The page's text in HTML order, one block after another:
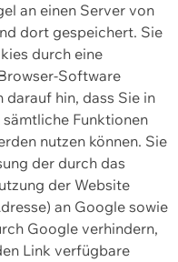
an einen Server von
dort gespeichert. Sie
durch eine
Software
darauf hin, dass Sie in
Funktionen
nutzen können. Sie
der durch das
der Website
an Google sowie
Google verhindern,
Link verfügbare